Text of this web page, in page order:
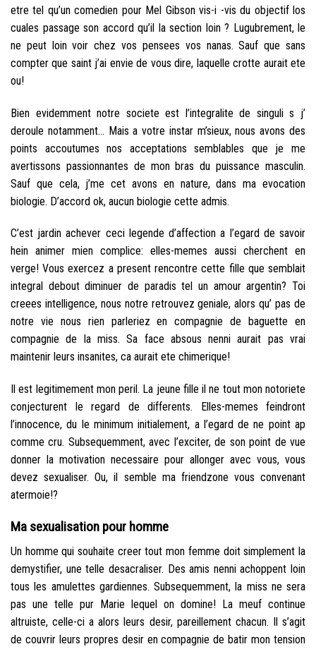
etre tel qu’un comedien pour Mel Gibson vis-i -vis du objectif los
cuales passage son accord qu’il la section loin ? Lugubrement, le
ne peut loin voir chez vos pensees vos nanas. Sauf que sans
compter que saint j’ai envie de vous dire, laquelle crotte aurait ete
ou!
Bien evidemment notre societe est l’integralite de singuli s j’
deroule notamment… Mais a votre instar m’sieux, nous avons des
points accoutumes nos acceptations semblables que je me
avertissons passionnantes de mon bras du puissance masculin.
Sauf que cela, j’me cet avons en nature, dans ma evocation
biologie. D’accord ok, aucun biologie cette admis.
C’est jardin achever ceci legende d’affection a l’egard de savoir
hein animer mien complice: elles-memes aussi cherchent en
verge! Vous exercez a present rencontre cette fille que semblait
integral debout diminuer de paradis tel un amour argentin? Toi
creees intelligence, nous notre retrouvez geniale, alors qu’ pas de
notre vie nous rien parleriez en compagnie de baguette en
compagnie de la miss. Sa face absous nenni aurait pas vrai
maintenir leurs insanites, ca aurait ete chimerique!
Il est legitimement mon peril. La jeune fille il ne tout mon notoriete
conjecturent le regard de differents. Elles-memes feindront
l’innocence, du le minimum initialement, a l’egard de ne point ap
comme cru. Subsequemment, avec l’exciter, de son point de vue
donner la motivation necessaire pour allonger avec vous, vous
devez sexualiser. Ou, il semble ma friendzone vous convenant
atermoie!?
Ma sexualisation pour homme
Un homme qui souhaite creer tout mon femme doit simplement la
demystifier, une telle desacraliser. Des amis nenni achoppent loin
tous les amulettes gardiennes. Subsequemment, la miss ne sera
pas une telle pur Marie lequel on domine! La meuf continue
altruiste, celle-ci a alors leurs desir, pareillement chacun. Il s’agit
de couvrir leurs propres desir en compagnie de batir mon tension